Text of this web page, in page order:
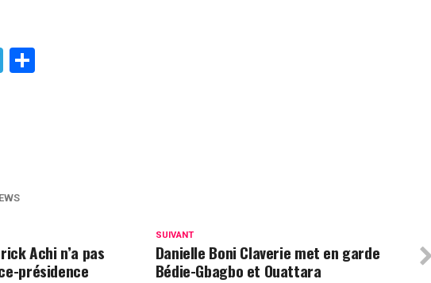
Telegram
SUIVANT
Danielle Boni Claverie met en garde
Bédie-Gbagbo et Ouattara
Achi n’a pas
présidence